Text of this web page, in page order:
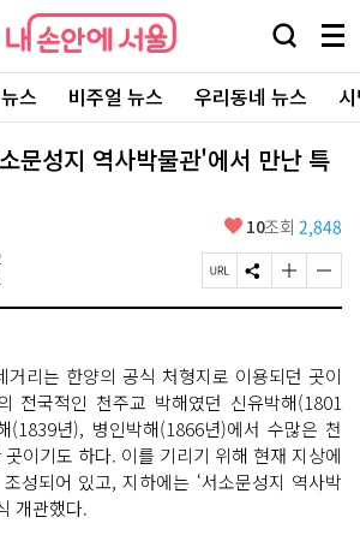
내
손
에
서
울
검
창
열
기
메
뉴
전
체
보
스 비주얼 뉴스 우리동네 뉴스
문성지 역사박물관'에서 만난 특
좋
요
10조회 2,848
페
이
L
복
사
S
N
하
기
글
자
크
게
변
경
하
기
글
자
작
게
변
경
하
기
거리는 한양의 공식 처형지로 이용되던 곳이
전국적인 천주교 박해였던 신유박해(1801
(1839년), 병인박해(1866년)에서 수많은 천
이기도 하다. 이를 기리기 위해 현재 지상에
성되어 있고, 지하에는 ‘서소문성지 역사박
개관했다.